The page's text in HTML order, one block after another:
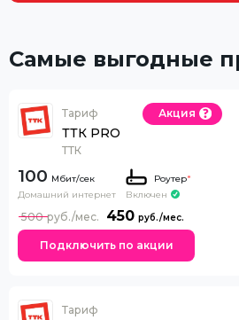
Самые выгодные
Тариф
ТТК PRO
ТТК
Акция
100
Домашний интернет
Роутер*
Включен
450
500
Подключить по акции
Тариф